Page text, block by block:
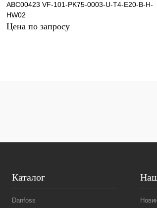
ABC00423 VF-101-PK75-0003-U-T4-E20-B-H-
HW02
Цена по запросу
Запросить цену
Каталог
Danfoss